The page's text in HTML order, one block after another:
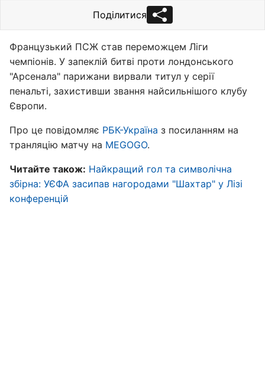
Поділитися
Французький ПСЖ став переможцем Ліги
чемпіонів. У запеклій битві проти лондонського
"Арсенала" парижани вирвали титул у серії
пенальті, захистивши звання найсильнішого клубу
Європи.
Про це повідомляє РБК-Україна з посиланням на
транляцію матчу на MEGOGO.
Читайте також: Найкращий гол та символічна
збірна: УЄФА засипав нагородами "Шахтар" у Лізі
конференцій